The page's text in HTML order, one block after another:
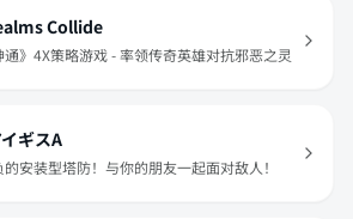
Collide
》4X策略游戏 - 率领传奇英雄对抗邪恶之灵
ギスA
安装型塔防！与你的朋友一起面对敌人！